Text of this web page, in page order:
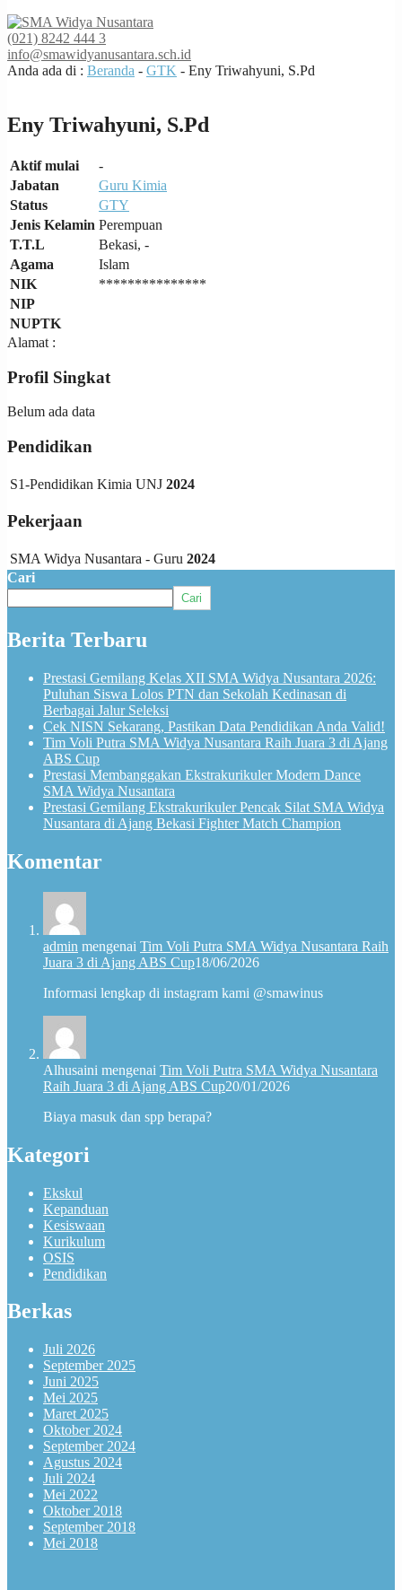
(021) 8242 444 3
info@smawidyanusantara.sch.id
Anda ada di : Beranda - GTK - Eny Triwahyuni, S.Pd
Eny Triwahyuni, S.Pd
Aktif mulai
-
Jabatan
Guru Kimia
Status
GTY
Jenis Kelamin Perempuan
T.T.L
Bekasi, -
Agama
Islam
NIK
***************
NIP
NUPTK
Alamat :
Profil Singkat
Belum ada data
Pendidikan
S1-Pendidikan Kimia UNJ 2024
Pekerjaan
SMA Widya Nusantara - Guru 2024
Cari
Cari
Berita Terbaru
Prestasi Gemilang Kelas XII SMA Widya Nusantara 2026:
Puluhan Siswa Lolos PTN dan Sekolah Kedinasan di
Berbagai Jalur Seleksi
Cek NISN Sekarang, Pastikan Data Pendidikan Anda Valid!
Tim Voli Putra SMA Widya Nusantara Raih Juara 3 di Ajang
ABS Cup
Prestasi Membanggakan Ekstrakurikuler Modern Dance
SMA Widya Nusantara
Prestasi Gemilang Ekstrakurikuler Pencak Silat SMA Widya
Nusantara di Ajang Bekasi Fighter Match Champion
Komentar
admin mengenai Tim Voli Putra SMA Widya Nusantara Raih
Juara 3 di Ajang ABS Cup18/06/2026
Informasi lengkap di instagram kami @smawinus
Alhusaini mengenai Tim Voli Putra SMA Widya Nusantara
Raih Juara 3 di Ajang ABS Cup20/01/2026
Biaya masuk dan spp berapa?
Kategori
Ekskul
Kepanduan
Kesiswaan
Kurikulum
OSIS
Pendidikan
Berkas
Juli 2026
September 2025
Juni 2025
Mei 2025
Maret 2025
Oktober 2024
September 2024
Agustus 2024
Juli 2024
Mei 2022
Oktober 2018
September 2018
Mei 2018